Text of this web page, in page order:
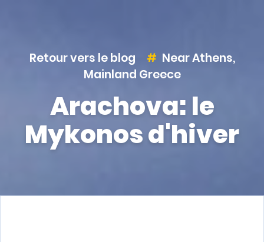
Retour vers le blog Near Athens,
Mainland Greece
Arachova: le
Mykonos d'hiver